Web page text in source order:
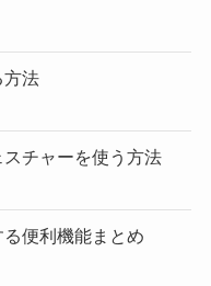
方法
スチャーを使う方法
る便利機能まとめ